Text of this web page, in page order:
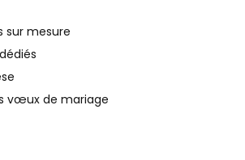
sur mesure
vœux de mariage